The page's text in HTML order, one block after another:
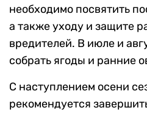
необходимо посвятить
а также уходу и защите
вредителей. В июле и
собрать ягоды и ранние
С наступлением осени
рекомендуется